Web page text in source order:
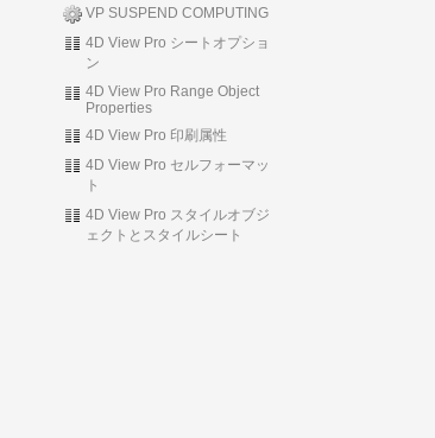
VP SUSPEND COMPUTING
4D View Pro シートオプショ
ン
4D View Pro Range Object
Properties
4D View Pro 印刷属性
4D View Pro セルフォーマッ
ト
4D View Pro スタイルオブジ
ェクトとスタイルシート